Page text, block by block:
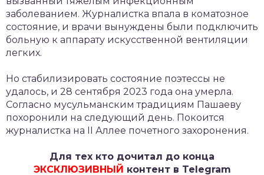
заболеванием. Журналистка впала в коматозное
состояние, и врачи вынуждены были подключить
больную к аппарату искусственной вентиляции
легких.
Но стабилизировать состояние поэтессы не
удалось, и 28 сентября 2023 года она умерла.
Согласно мусульманским традициям Пашаеву
похоронили на следующий день. Покоится
журналистка на II Аллее почетного захоронения.
Для тех кто дочитал до конца
ЭКСКЛЮЗИВНЫЙ контент в Telegram